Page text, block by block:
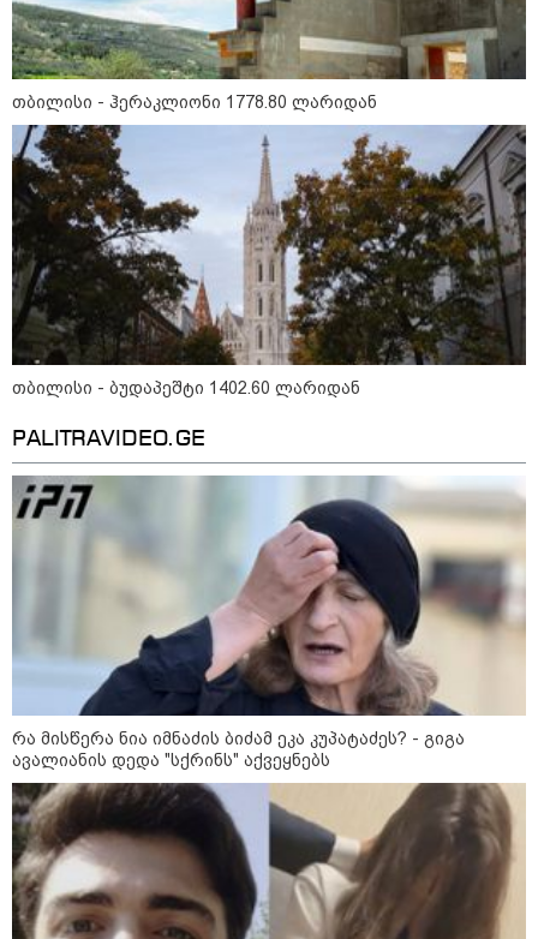
15:49 / 06-08-2026
შეიძინე ალდაგის სამოგზაურო დაზღვევა და
მიიღე გაორმაგებული ინტერნეტი
საზოგადოება
11:36 / 08-08-2026
წელიწადნახევარში საქართველოში 164
ადამიანი დაიკარგა - 57 პირს ამ დრომდე
ეძებენ
თბილისი - ჰერაკლიონი 1778.80 ლარიდან
თბილისი - ბუდაპეშტი 1402.60 ლარიდან
PALITRAVIDEO.GE
რა მისწერა ნია იმნაძის ბიძამ ეკა კუპატაძეს? - გიგა
ავალიანის დედა "სქრინს" აქვეყნებს